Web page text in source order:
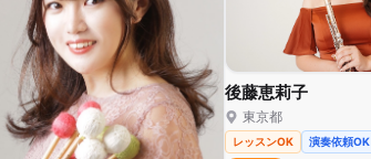
後藤恵莉子
東京都
レッスンOK
演奏依頼OK